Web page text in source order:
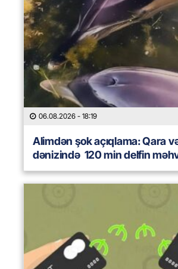
06.08.2026 - 18:19
Alimdən şok açıqlama: Qara
dənizində 120 min delfin